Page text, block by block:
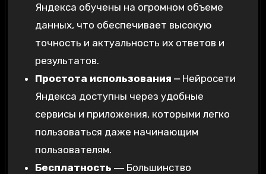
Яндекса обучены на огромном объеме
данных‚ что обеспечивает высокую
точность и актуальность их ответов и
результатов.
Простота использования ⎼ Нейросети
Яндекса доступны через удобные
сервисы и приложения‚ которыми легко
пользоваться даже начинающим
пользователям.
Бесплатность ― Большинство